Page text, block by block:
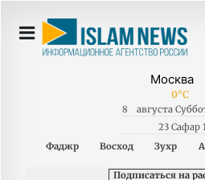
0°C
8 августа
23 Сафар
Фаджр
Восход Зухр
Подписаться на